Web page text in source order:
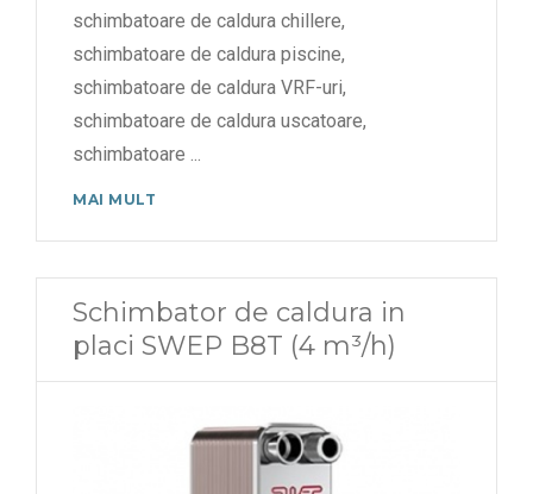
schimbatoare de caldura chillere,
schimbatoare de caldura piscine,
schimbatoare de caldura VRF-uri,
schimbatoare de caldura uscatoare,
schimbatoare ...
MAI MULT
Schimbator de caldura in
placi SWEP B8T (4 m³/h)